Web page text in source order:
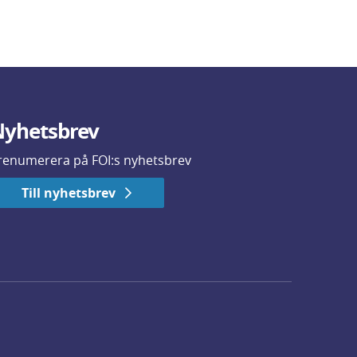
på FOI:s nyhetsbrev
Till nyhetsbrev